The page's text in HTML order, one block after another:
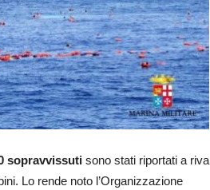
sopravvissuti sono stati riportati a riva
Lo rende noto l’Organizzazione